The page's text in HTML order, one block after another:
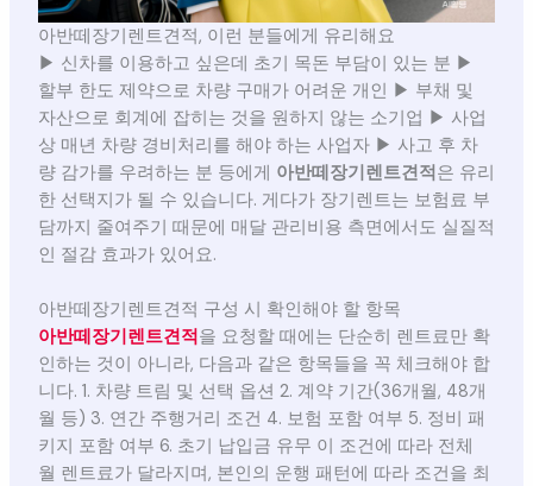
아반떼장기렌트견적, 이런 분들에게 유리해요
▶ 신차를 이용하고 싶은데 초기 목돈 부담이 있는 분 ▶
할부 한도 제약으로 차량 구매가 어려운 개인 ▶ 부채 및
자산으로 회계에 잡히는 것을 원하지 않는 소기업 ▶ 사업
상 매년 차량 경비처리를 해야 하는 사업자 ▶ 사고 후 차
량 감가를 우려하는 분 등에게 아반떼장기렌트견적 은 유리
한 선택지가 될 수 있습니다. 게다가 장기렌트는 보험료 부
담까지 줄여주기 때문에 매달 관리비용 측면에서도 실질적
인 절감 효과가 있어요.
아반떼장기렌트견적 구성 시 확인해야 할 항목
아반떼장기렌트견적을 요청할 때에는 단순히 렌트료만 확
인하는 것이 아니라, 다음과 같은 항목들을 꼭 체크해야 합
니다. 1. 차량 트림 및 선택 옵션 2. 계약 기간(36개월, 48개
월 등) 3. 연간 주행거리 조건 4. 보험 포함 여부 5. 정비 패
키지 포함 여부 6. 초기 납입금 유무 이 조건에 따라 전체
월 렌트료가 달라지며, 본인의 운행 패턴에 따라 조건을 최